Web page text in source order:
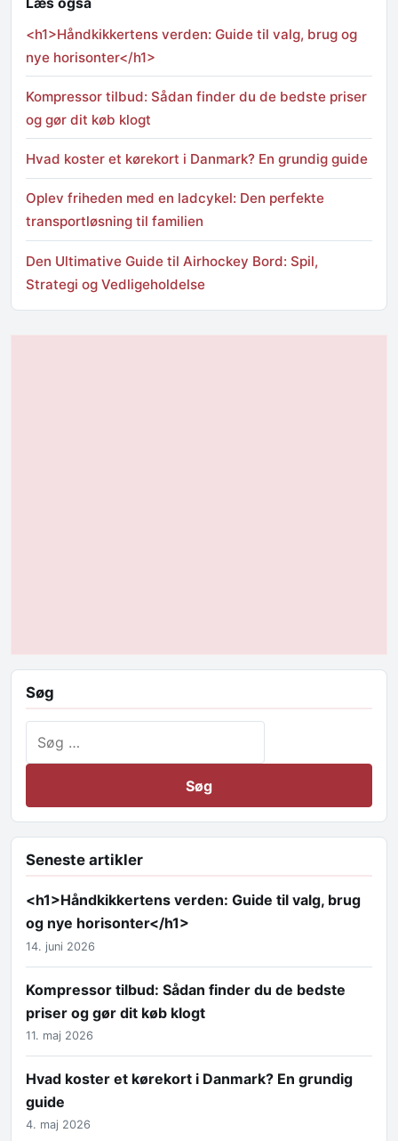
Læs også
<h1>Håndkikkertens verden: Guide til valg, brug og
nye horisonter</h1>
Kompressor tilbud: Sådan finder du de bedste priser
og gør dit køb klogt
Hvad koster et kørekort i Danmark? En grundig guide
Oplev friheden med en ladcykel: Den perfekte
transportløsning til familien
Den Ultimative Guide til Airhockey Bord: Spil,
Strategi og Vedligeholdelse
Søg
Seneste artikler
<h1>Håndkikkertens verden: Guide til valg, brug
og nye horisonter</h1>
14. juni 2026
Kompressor tilbud: Sådan finder du de bedste
priser og gør dit køb klogt
11. maj 2026
Hvad koster et kørekort i Danmark? En grundig
guide
4. maj 2026